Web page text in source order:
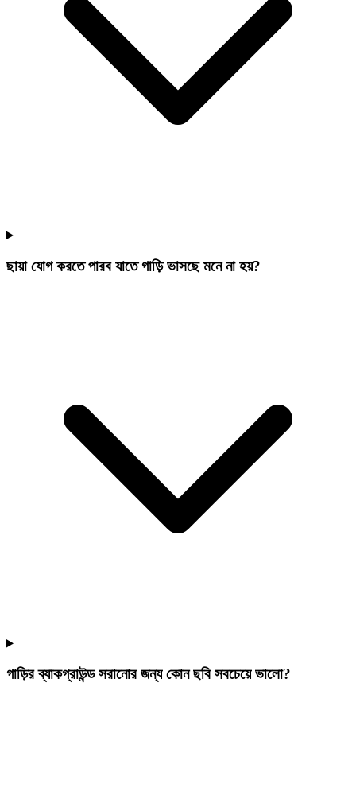
ছায়া যোগ করতে পারব যাতে গাড়ি ভাসছে মনে না হয়?
গাড়ির ব্যাকগ্রাউন্ড সরানোর জন্য কোন ছবি সবচেয়ে ভালো?